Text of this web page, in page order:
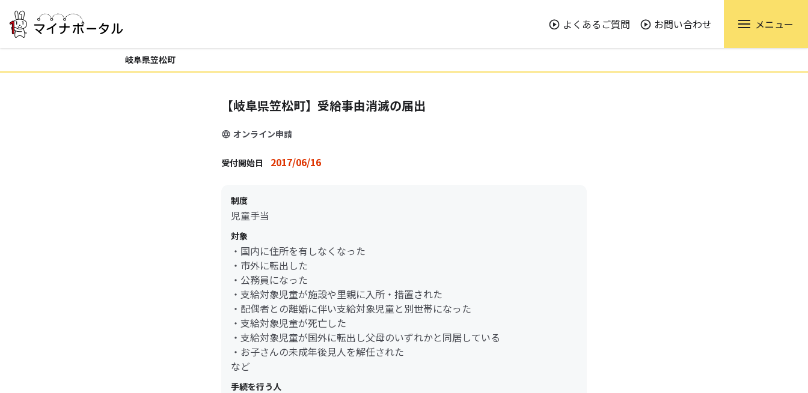
よくあるご質問 お問い合わせ メニュー
岐阜県笠松町
【岐阜県笠松町】受給事由消滅の届出
オンライン申請
受付開始日 2017/06/16
制度
児童手当
対象
・国内に住所を有しなくなった
・市外に転出した
・公務員になった
・支給対象児童が施設や里親に入所・措置された
・配偶者との離婚に伴い支給対象児童と別世帯になった
・支給対象児童が死亡した
・支給対象児童が国外に転出し父母のいずれかと同居している
・お子さんの未成年後見人を解任された
など
手続を行う人